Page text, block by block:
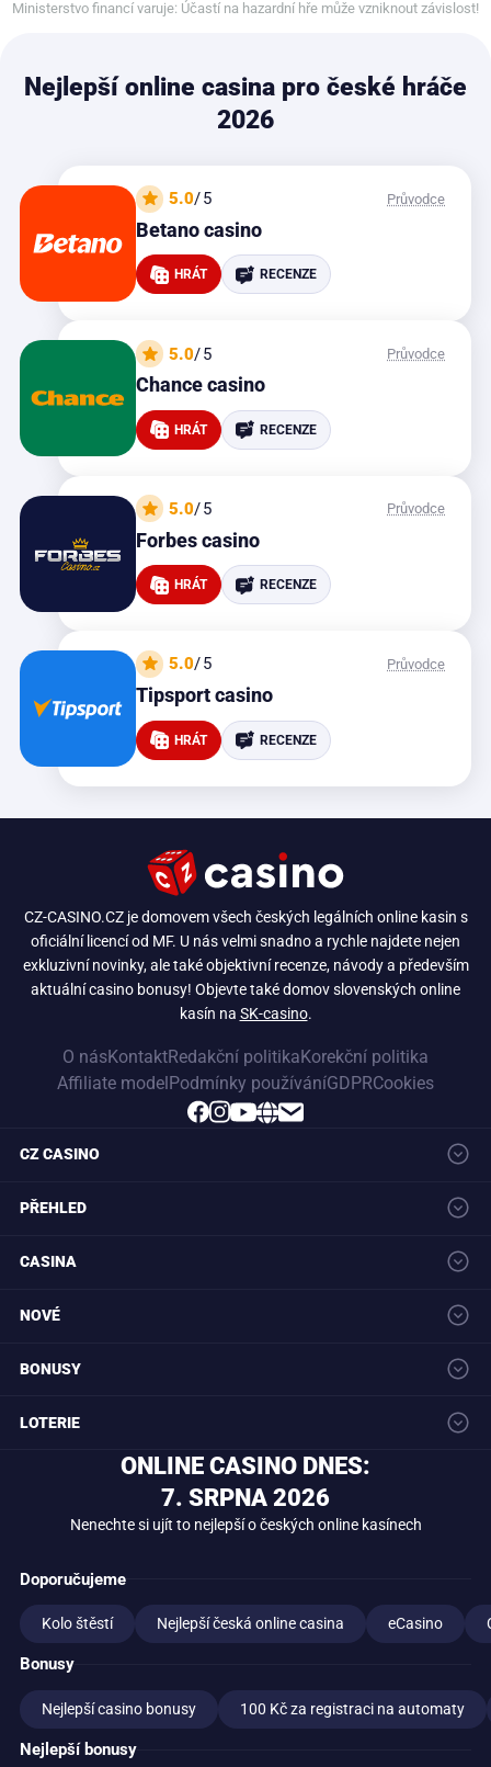
Ministerstvo financí varuje: Účastí na hazardní hře může vzniknout závislost!
Nejlepší online casina pro české hráče
2026
5.0/5 Průvodce
Betano casino
HRÁT RECENZE
5.0/5 Průvodce
Chance casino
HRÁT RECENZE
5.0/5 Průvodce
Forbes casino
HRÁT RECENZE
5.0/5 Průvodce
Tipsport casino
HRÁT RECENZE
CZ CASINO
Nejlepší cz casino
Casino kalkulačka
PŘEHLED
Automaty a hry
CASINA
PayPal casino
NOVÉ
Grandwin casino
BONUSY
Bonus za registraci
Narozeniny bonus Rewards bonusy
LOTERIE
Allwyn (Sazka) loterieExtra Renta
EurojackpotStírací losy Kolo štěstí
CZ-CASINO.CZ je domovem všech českých legálních online kasin s
oficiální licencí od MF. U nás velmi snadno a rychle najdete nejen
exkluzivní novinky, ale také objektivní recenze, návody a především
aktuální casino bonusy! Objevte také domov slovenských online
kasín na SK-casino.
O násKontaktRedakční politikaKorekční politika
Affiliate modelPodmínky používáníGDPRCookies
ONLINE CASINO DNES:
7. SRPNA 2026
Nenechte si ujít to nejlepší o českých online kasínech
Doporučujeme
Kolo štěstí Nejlepší česká online casina eCasino
Bonusy
Nejlepší casino bonusy 100 Kč za registraci na automaty
Nejlepší bonusy